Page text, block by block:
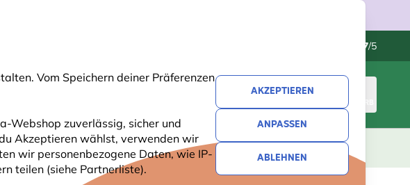
Vom Speichern deiner Präferenzen
Webshop zuverlässig, sicher und
Akzeptieren wählst, verwenden wir
wir personenbezogene Daten, wie IP-
teilen (siehe Partnerliste).
AKZEPTIEREN
ANPASSEN
ABLEHNEN
4.7/5
WARENKORB
GESCHENKE NEUHEITEN ANGEBOTE